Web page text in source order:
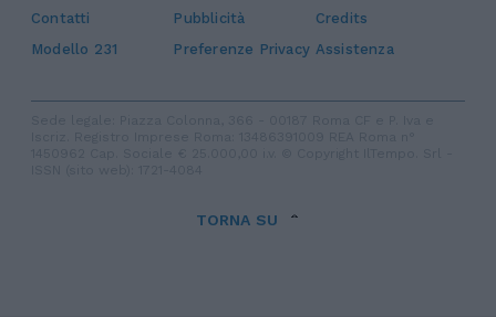
Contatti Pubblicità
Credits
Modello 231
Preferenze Privacy Assistenza
TORNA SU